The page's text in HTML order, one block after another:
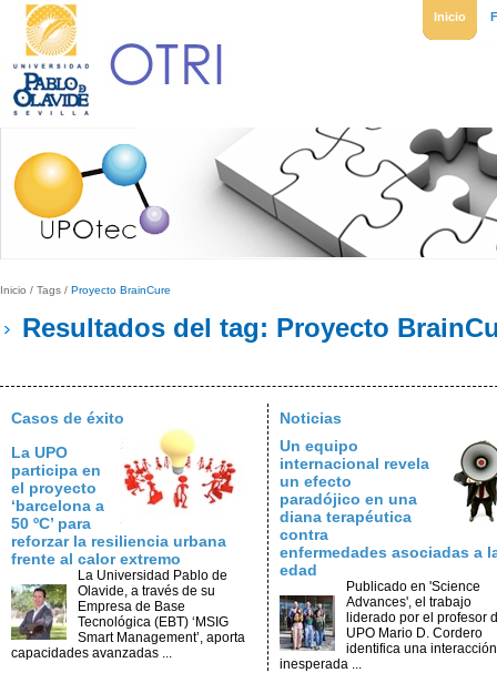
Inicio
Inicio / Tags / Proyecto BrainCure
Resultados del tag: Proyecto
Casos de éxito
La UPO
participa en
el proyecto
‘barcelona a
50 ºC’ para
reforzar la resiliencia urbana
frente al calor extremo
La Universidad Pablo de
Olavide, a través de su
Empresa de Base
Tecnológica (EBT) ‘MSIG
Smart Management’, aporta
capacidades avanzadas ...
Noticias
Un equipo
internacional revela
un efecto
paradójico en una
diana terapéutica
contra
enfermedades asociadas a
edad
Publicado en 'Science
Advances', el trabajo
liderado por el profesor
UPO Mario D. Cordero
identifica una interacción
inesperada ...